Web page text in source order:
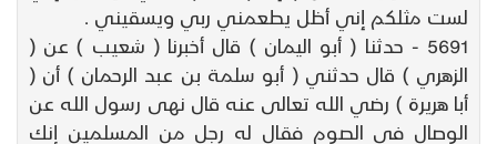
لست مثلكم إني أظل يطعمني ربي ويسقيني .
5691 - حدثنا ( أبو اليمان ) قال أخبرنا ( شعيب ) عن (
الزهري ) قال حدثني ( أبو سلمة بن عبد الرحمان ) أن (
أبا هريرة ) رضي الله تعالى عنه قال نهى رسول الله عن
الوصال في الصوم فقال له رجل من المسلمين إنك